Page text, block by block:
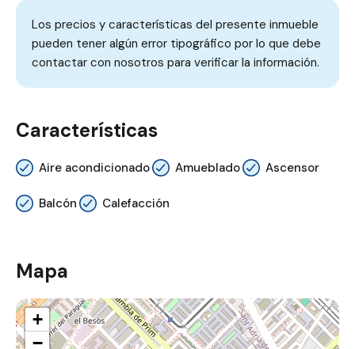
Los precios y características del presente inmueble
pueden tener algún error tipográfico por lo que debe
contactar con nosotros para verificar la información.
Características
Aire acondicionado Amueblado Ascensor
Balcón Calefacción
Mapa
+
−